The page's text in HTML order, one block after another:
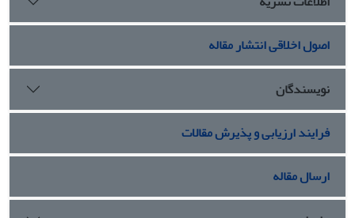
اصول اخلاقی انتشار مقاله
نویسندگان
فرایند ارزیابی و پذیرش مقالات
ارسال مقاله